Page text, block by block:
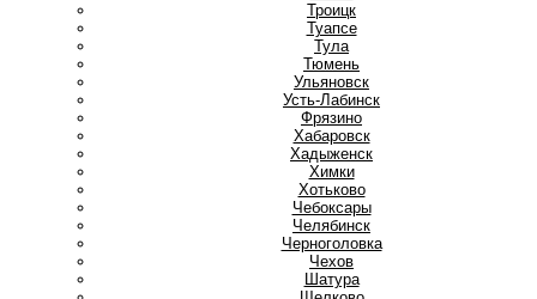
Троицк
Туапсе
Тула
Тюмень
Ульяновск
Усть-Лабинск
Фрязино
Хабаровск
Хадыженск
Химки
Хотьково
Чебоксары
Челябинск
Черноголовка
Чехов
Шатура